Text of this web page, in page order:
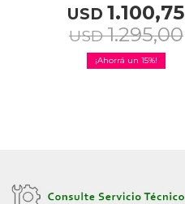
USD 1.100,75
USD 1.295,00
15